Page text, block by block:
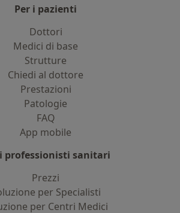
Per i pazienti
Dottori
Medici di base
Strutture
Chiedi al dottore
Prestazioni
Patologie
FAQ
App mobile
professionisti sanitari
Prezzi
per Specialisti
per Centri Medici